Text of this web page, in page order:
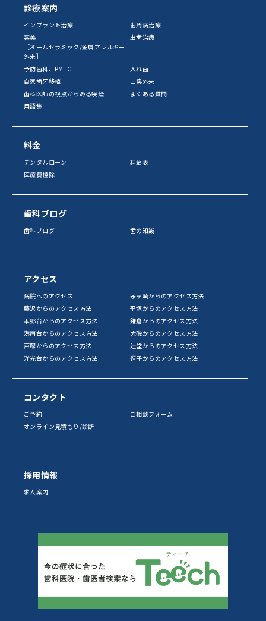
診療案内
インプラント治療
歯周病治療
審美
［オールセラミック/金属アレルギー
外来］
虫歯治療
予防歯科、PMTC
入れ歯
自家歯牙移植
口臭外来
歯科医師の視点からみる喫煙
よくある質問
用語集
料金
デンタルローン
料金表
医療費控除
歯科ブログ
歯科ブログ 歯の知識
アクセス
病院へのアクセス
茅ヶ崎からのアクセス方法
藤沢からのアクセス方法
平塚からのアクセス方法
本郷台からのアクセス方法
鎌倉からのアクセス方法
港南台からのアクセス方法
大磯からのアクセス方法
戸塚からのアクセス方法
辻堂からのアクセス方法
洋光台からのアクセス方法
逗子からのアクセス方法
コンタクト
ご予約
ご相談フォーム
オンライン見積もり/診断
採用情報
求人案内